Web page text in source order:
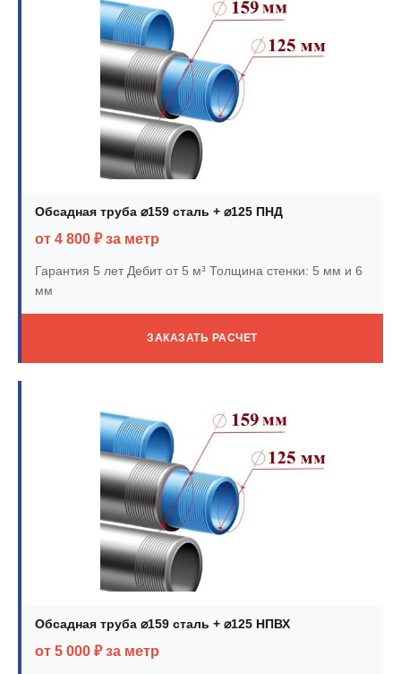
Обсадная труба ⌀159 сталь + ⌀125 ПНД
от 4 800 ₽ за метр
Гарантия 5 летДебит от 5 м³ Толщина стенки: 5 мм и 6
мм
ЗАКАЗАТЬ РАСЧЕТ
Обсадная труба ⌀159 сталь + ⌀125 НПВХ
от 5 000 ₽ за метр